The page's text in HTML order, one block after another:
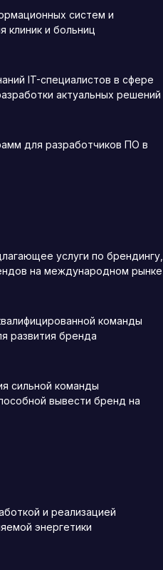
систем и
клиник и больниц
IT-специалистов в сфере
актуальных решений
для разработчиков ПО в
услуги по брендингу,
на международном рынке
команды
развития бренда
сильной команды
вывести бренд на
и реализацией
энергетики